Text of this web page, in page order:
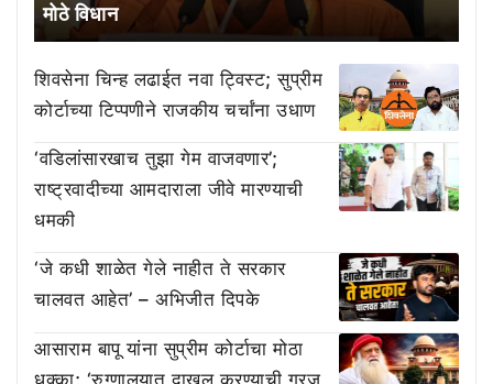
मोठे विधान
शिवसेना चिन्ह लढाईत नवा ट्विस्ट; सुप्रीम
कोर्टाच्या टिप्पणीने राजकीय चर्चांना उधाण
‘वडिलांसारखाच तुझा गेम वाजवणार’;
राष्ट्रवादीच्या आमदाराला जीवे मारण्याची
धमकी
‘जे कधी शाळेत गेले नाहीत ते सरकार
चालवत आहेत’ – अभिजीत दिपके
आसाराम बापू यांना सुप्रीम कोर्टाचा मोठा
धक्का; ‘रुग्णालयात दाखल करण्याची गरज